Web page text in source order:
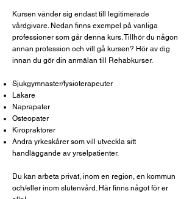
Kursen vänder sig endast till legitimerade
vårdgivare. Nedan finns exempel på vanliga
professioner som går denna kurs. Tillhör du någon
annan profession och vill gå kursen? Hör av dig
innan du gör din anmälan till Rehabkurser.
Sjukgymnaster/fysioterapeuter
Läkare
Naprapater
Osteopater
Kiropraktorer
Andra yrkeskårer som vill utveckla sitt
handläggande av yrselpatienter.
Du kan arbeta privat, inom en region, en kommun
och/eller inom slutenvård. Här finns något för er